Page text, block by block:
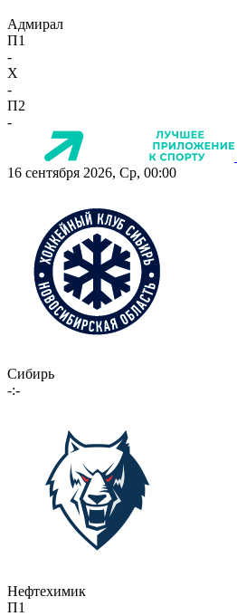
Адмирал
П1
-
X
-
П2
-
16 сентября 2026, Ср, 00:00
Сибирь
-:-
Нефтехимик
П1